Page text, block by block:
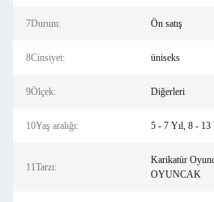
7Durum: Ön satış
8Cinsiyet: üniseks
9Ölçek: Diğerleri
10Yaş aralığı: 5 - 7 Yıl, 8 - 13
11Tarzı:
Karikatür
OYUNCAK